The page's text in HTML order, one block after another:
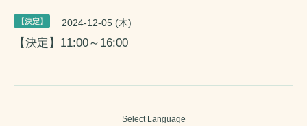
【決定】 2024-12-05 (木)
【決定】11:00～16:00
Select Language